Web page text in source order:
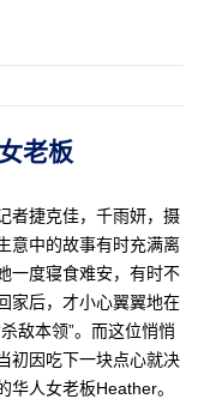
老板
者捷克佳，千雨妍，摄
意中的故事有时充满离
一度寝食难安，有时不
家后，才小心翼翼地在
敌本领”。而这位悄悄
初因吃下一块点心就决
华人女老板Heather。